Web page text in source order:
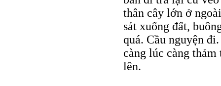
thân cây lớn ở
sát xuống đất,
quá. Cầu nguyện
càng lúc càng
lên.